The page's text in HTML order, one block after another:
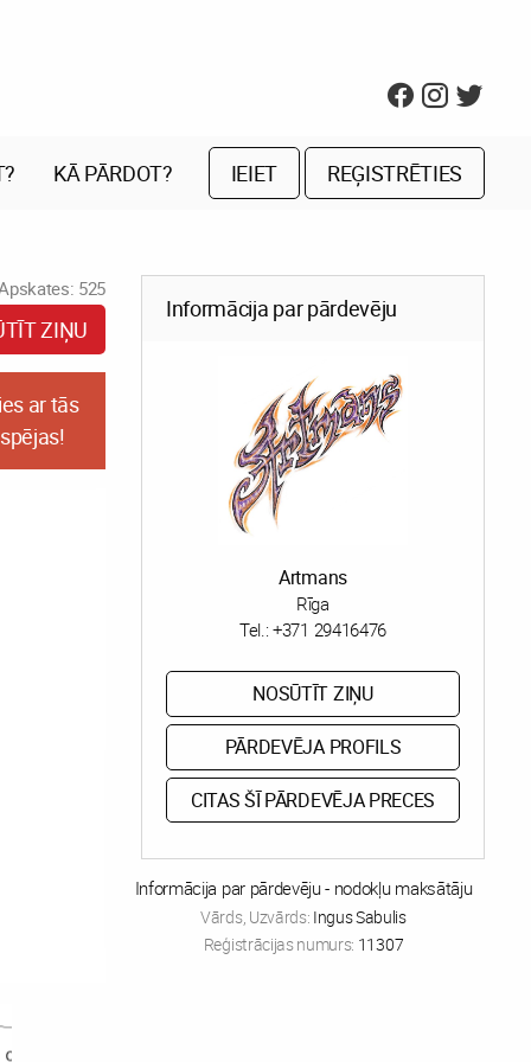
KĀ PĀRDOT? IEIET REĢISTRĒTIES
525
ZIŅU
ar tās
Informācija par pārdevēju
Artmans
Rīga
Tel.:+371 29416476
NOSŪTĪT ZIŅU
PĀRDEVĒJA PROFILS
CITAS ŠĪ PĀRDEVĒJA PRECES
Informācija par pārdevēju - nodokļu maksātāju
Vārds, Uzvārds: Ingus Sabulis
Reģistrācijas numurs: 11307